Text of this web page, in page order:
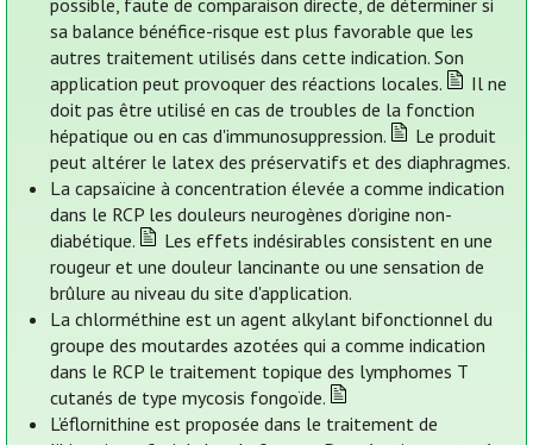
possible, faute de comparaison directe, de déterminer si
sa balance bénéfice-risque est plus favorable que les
autres traitement utilisés dans cette indication. Son
application peut provoquer des réactions locales.
Il ne
doit pas être utilisé en cas de troubles de la fonction
hépatique ou en cas d'immunosuppression.
Le produit
peut altérer le latex des préservatifs et des diaphragmes.
La capsaïcine à concentration élevée a comme indication
dans le RCP les douleurs neurogènes d’origine non-
diabétique.
Les effets indésirables consistent en une
rougeur et une douleur lancinante ou une sensation de
brûlure au niveau du site d'application.
La chlorméthine est un agent alkylant bifonctionnel du
groupe des moutardes azotées qui a comme indication
dans le RCP le traitement topique des lymphomes T
cutanés de type mycosis fongoïde.
L’éflornithine est proposée dans le traitement de